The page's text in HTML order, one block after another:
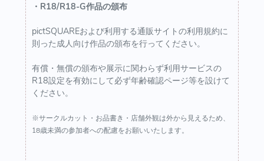
・R18/R18-G作品の頒布
pictSQUAREおよび利用する通販サイトの利用規約に
則った成人向け作品の頒布を行ってください。
有償・無償の頒布や展示に関わらず利用サービスの
R18設定を有効にして必ず年齢確認ページ等を設けて
ください。
※サークルカット・お品書き・店舗外観は外から見えるため、
18歳未満の参加者への配慮をお願いいたします。